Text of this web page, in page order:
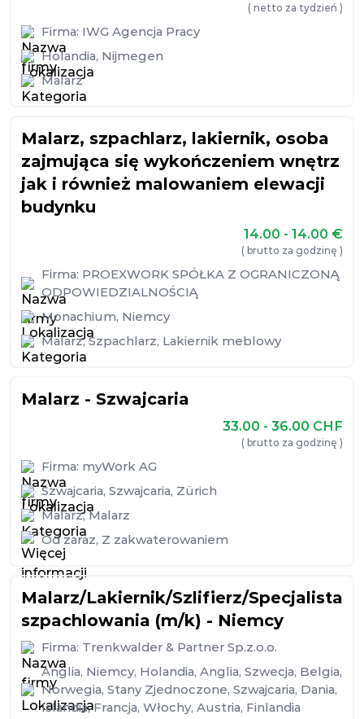
( netto za tydzień )
Firma: IWG Agencja Pracy
Holandia, Nijmegen
Malarz
Malarz, szpachlarz, lakiernik, osoba
zajmująca się wykończeniem wnętrz
jak i również malowaniem elewacji
budynku
14.00 - 14.00 €
( brutto za godzinę )
Firma: PROEXWORK SPÓŁKA Z OGRANICZONĄ
ODPOWIEDZIALNOŚCIĄ
Monachium, Niemcy
Malarz, Szpachlarz, Lakiernik meblowy
Malarz - Szwajcaria
33.00 - 36.00 CHF
( brutto za godzinę )
Firma: myWork AG
Szwajcaria, Szwajcaria, Zürich
Malarz, Malarz
Od zaraz, Z zakwaterowaniem
Malarz/Lakiernik/Szlifierz/Specjalista
szpachlowania (m/k) - Niemcy
Firma: Trenkwalder & Partner Sp.z.o.o.
Anglia, Niemcy, Holandia, Anglia, Szwecja, Belgia,
Norwegia, Stany Zjednoczone, Szwajcaria, Dania,
Islandia, Francja, Włochy, Austria, Finlandia